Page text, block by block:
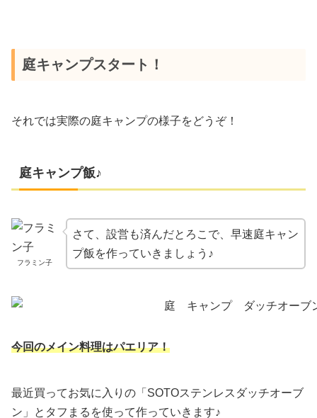
庭キャンプスタート！
それでは実際の庭キャンプの様子をどうぞ！
庭キャンプ飯♪
フラミン子
さて、設営も済んだとろこで、早速庭キャン
プ飯を作っていきましょう♪
今回のメイン料理はパエリア！
最近買ってお気に入りの「SOTOステンレスダッチオーブ
ン」とタフまるを使って作っていきます♪